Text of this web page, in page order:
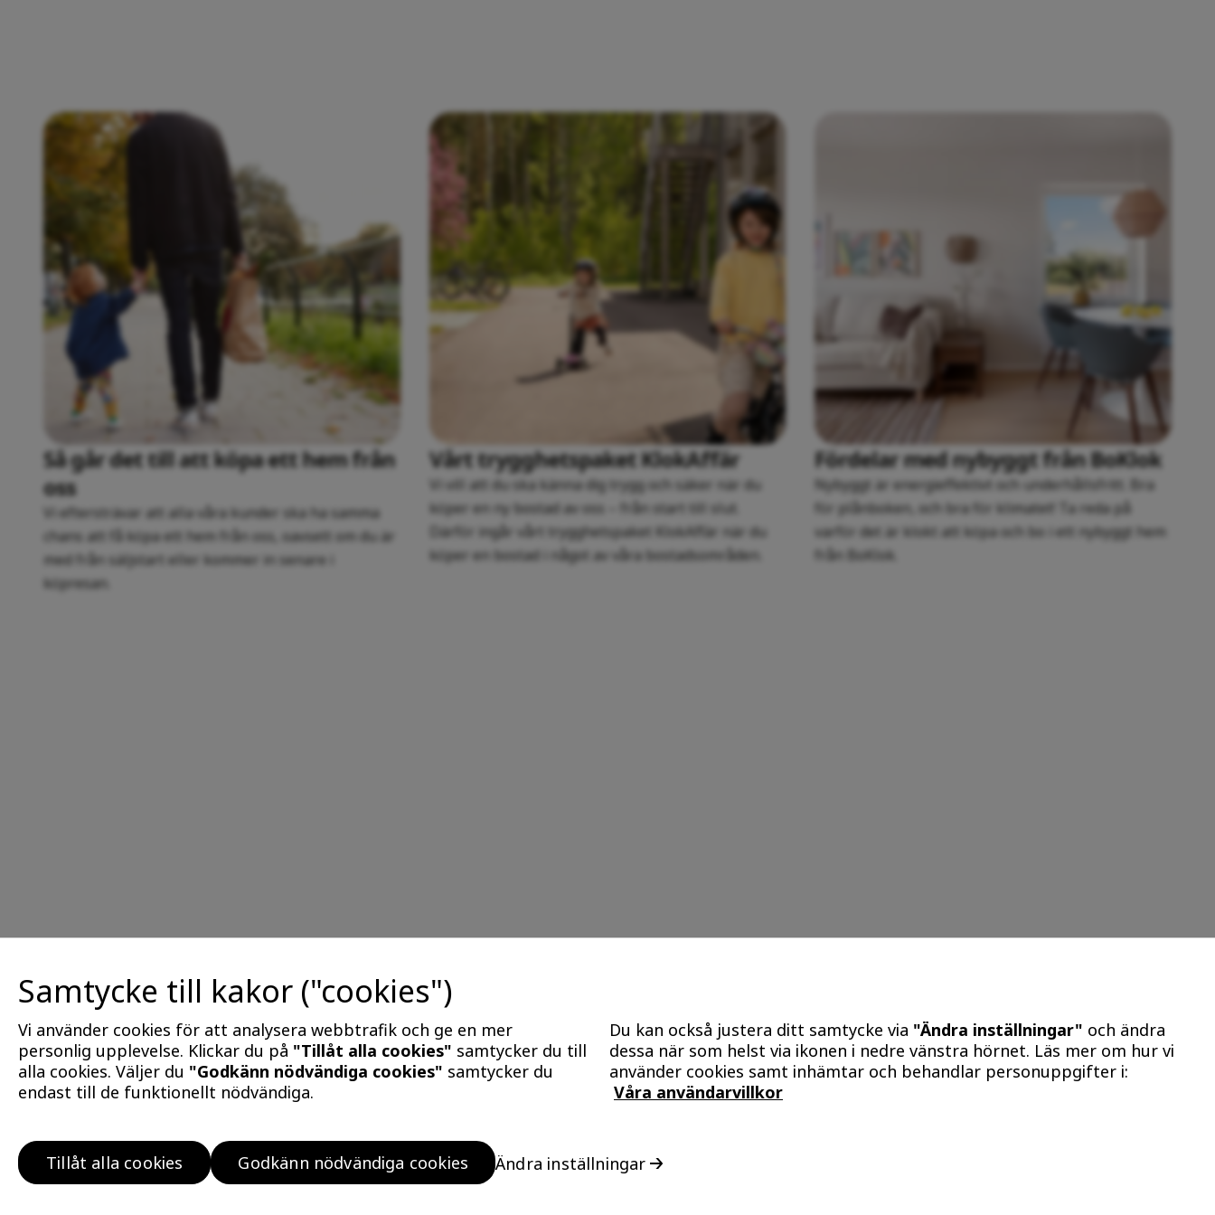
Så går det till att köpa ett hem från
oss
Vi eftersträvar att alla våra kunder ska ha samma
chans att få köpa ett hem från oss, oavsett om du är
med från säljstart eller kommer in senare i
köpresan.
Vårt trygghetspaket KlokAffär
Vi vill att du ska känna dig trygg och säker när du
köper en ny bostad av oss – från start till slut.
Därför ingår vårt trygghetspaket KlokAffär när du
köper en bostad i något av våra bostadsområden.
Fördelar med nybyggt från BoKlok
Nybyggt är energieffektivt och underhållsfritt. Bra
för plånboken, och bra för klimatet! Ta reda på
varför det är klokt att köpa och bo i ett nybyggt hem
från BoKlok.
Hitta bostad
Köp klokt
Kontakta oss
Vanliga frågor och svar
Samtycke till kakor ("cookies")
Vi använder cookies för att analysera webbtrafik och ge en mer
personlig upplevelse. Klickar du på "Tillåt alla cookies" samtycker du till
alla cookies. Väljer du "Godkänn nödvändiga cookies" samtycker du
endast till de funktionellt nödvändiga.
Du kan också justera ditt samtycke via "Ändra inställningar" och ändra
dessa när som helst via ikonen i nedre vänstra hörnet. Läs mer om hur vi
använder cookies samt inhämtar och behandlar personuppgifter i:
Våra användarvillkor
Ändra inställningar
Godkänn nödvändiga cookies
Tillåt alla cookies